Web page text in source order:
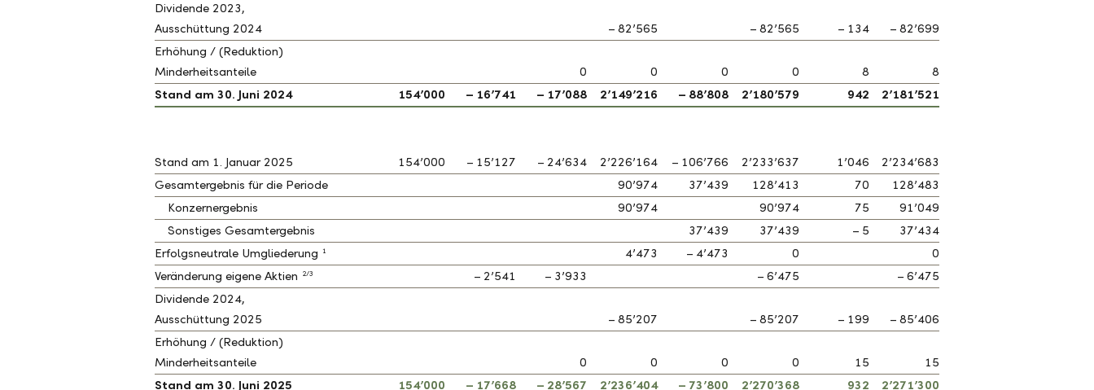
Dividende 2023,
Ausschüttung 2024
– 82’565 – 82’565 – 134
– 82’699
Erhöhung / (Reduktion)
Minderheitsanteile
0 0 0 0 8
8
Stand am 30. Juni 2024
154’000 – 16’741 – 17’088 2’149’216 – 88’808 2’180’579 942 2’181’521
Stand am 1. Januar 2025 154’000 – 15’127 – 24’634 2’226’164 – 106’766 2’233’637 1’046
2’234’683
Gesamtergebnis für die Periode
90’974 37’439 128’413 70
128’483
Konzernergebnis
90’974 90’974 75
91’049
Sonstiges Gesamtergebnis
37’439 37’439 – 5
37’434
Erfolgsneutrale Umgliederung 1 4’473 – 4’473 0
0
Veränderung eigene Aktien 2/3 – 2’541 – 3’933 – 6’475
– 6’475
Dividende 2024,
Ausschüttung 2025
– 85’207 – 85’207 – 199
– 85’406
Erhöhung / (Reduktion)
Minderheitsanteile
0 0 0 0 15
15
Stand am 30. Juni 2025
154’000 – 17’668 – 28’567 2’236’404 – 73’800 2’270’368 932 2’271’300